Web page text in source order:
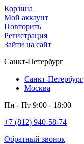
Корзина
Мой аккаунт
Повторить
Регистрация
Зайти на сайт
Санкт-Петербург
Санкт-Петербург
Москва
Пн - Пт 9:00 - 18:00
+7 (812) 940-58-74
Обратный звонок